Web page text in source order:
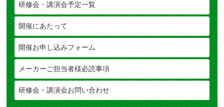
研修会・講演会予定一覧
開催にあたって
開催お申し込みフォーム
メーカーご担当者様必読事項
研修会・講演会お問い合わせ